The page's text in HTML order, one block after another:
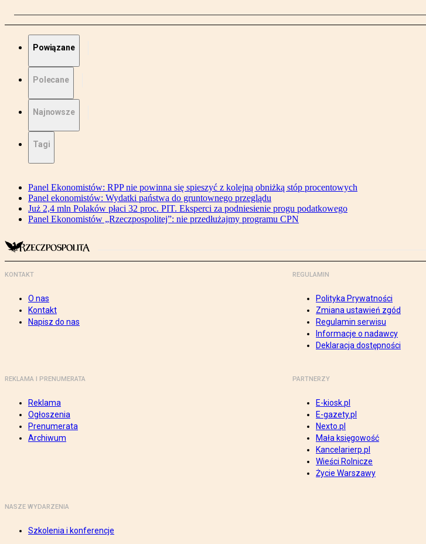
Powiązane
Polecane
Najnowsze
Tagi
Panel Ekonomistów: RPP nie powinna się spieszyć z kolejną obniżką stóp procentowych
Panel ekonomistów: Wydatki państwa do gruntownego przeglądu
Już 2,4 mln Polaków płaci 32 proc. PIT. Eksperci za podniesienie progu podatkowego
Panel Ekonomistów „Rzeczpospolitej”: nie przedłużajmy programu CPN
KONTAKT
O nas
Kontakt
Napisz do nas
REGULAMIN
Polityka Prywatności
Zmiana ustawień zgód
Regulamin serwisu
Informacje o nadawcy
Deklaracja dostępności
REKLAMA I PRENUMERATA
Reklama
Ogłoszenia
Prenumerata
Archiwum
PARTNERZY
E-kiosk.pl
E-gazety.pl
Nexto.pl
Mała księgowość
Kancelarierp.pl
Wieści Rolnicze
Życie Warszawy
NASZE WYDARZENIA
Szkolenia i konferencje